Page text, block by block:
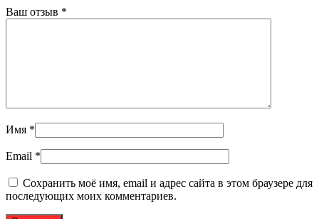
Ваш отзыв *
Имя *
Email *
Сохранить моё имя, email и адрес сайта в этом браузере для
последующих моих комментариев.